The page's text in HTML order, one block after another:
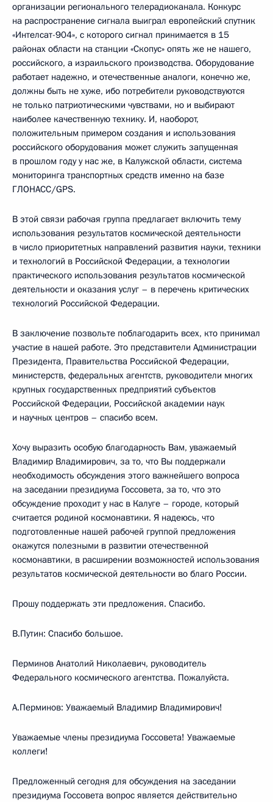
организации регионального телерадиоканала. Конкурс
на распространение сигнала выиграл европейский спутник
«Интелсат-904», с которого сигнал принимается в 15
районах области на станции «Скопус» опять же не нашего,
российского, а израильского производства. Оборудование
работает надежно, и отечественные аналоги, конечно же,
должны быть не хуже, ибо потребители руководствуются
не только патриотическими чувствами, но и выбирают
наиболее качественную технику. И, наоборот,
положительным примером создания и использования
российского оборудования может служить запущенная
в прошлом году у нас же, в Калужской области, система
мониторинга транспортных средств именно на базе
ГЛОНАСС/GPS.
В этой связи рабочая группа предлагает включить тему
использования результатов космической деятельности
в число приоритетных направлений развития науки, техники
и технологий в Российской Федерации, а технологии
практического использования результатов космической
деятельности и оказания услуг – в перечень критических
технологий Российской Федерации.
В заключение позвольте поблагодарить всех, кто принимал
участие в нашей работе. Это представители Администрации
Президента, Правительства Российской Федерации,
министерств, федеральных агентств, руководители многих
крупных государственных предприятий субъектов
Российской Федерации, Российской академии наук
и научных центров – спасибо всем.
Хочу выразить особую благодарность Вам, уважаемый
Владимир Владимирович, за то, что Вы поддержали
необходимость обсуждения этого важнейшего вопроса
на заседании президиума Госсовета, за то, что это
обсуждение проходит у нас в Калуге – городе, который
считается родиной космонавтики. Я надеюсь, что
подготовленные нашей рабочей группой предложения
окажутся полезными в развитии отечественной
космонавтики, в расширении возможностей использования
результатов космической деятельности во благо России.
Прошу поддержать эти предложения. Спасибо.
В.Путин: Спасибо большое.
Перминов Анатолий Николаевич, руководитель
Федерального космического агентства. Пожалуйста.
А.Перминов: Уважаемый Владимир Владимирович!
Уважаемые члены президиума Госсовета! Уважаемые
коллеги!
Предложенный сегодня для обсуждения на заседании
президиума Госсовета вопрос является действительно